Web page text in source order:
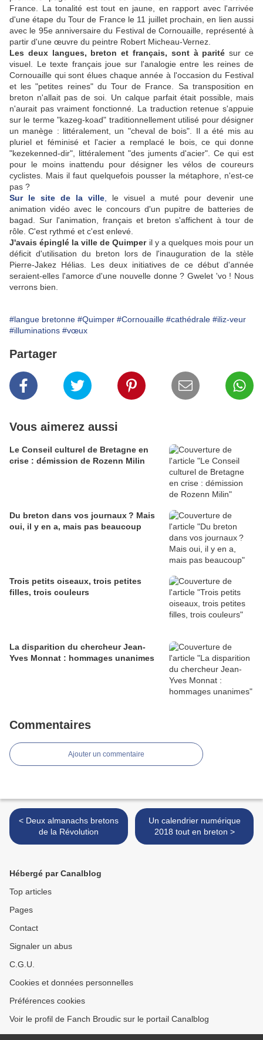
France. La tonalité est tout en jaune, en rapport avec l'arrivée
d'une étape du Tour de France le 11 juillet prochain, en lien aussi
avec le 95e anniversaire du Festival de Cornouaille, représenté à
partir d'une œuvre du peintre Robert Micheau-Vernez.
Les deux langues, breton et français, sont à parité sur ce
visuel. Le texte français joue sur l'analogie entre les reines de
Cornouaille qui sont élues chaque année à l'occasion du Festival
et les "petites reines" du Tour de France. Sa transposition en
breton n'allait pas de soi. Un calque parfait était possible, mais
n'aurait pas vraiment fonctionné. La traduction retenue s'appuie
sur le terme "kazeg-koad" traditionnellement utilisé pour désigner
un manège : littéralement, un "cheval de bois". Il a été mis au
pluriel et féminisé et l'acier a remplacé le bois, ce qui donne
"kezekenned-dir", littéralement "des juments d'acier". Ce qui est
pour le moins inattendu pour désigner les vélos de coureurs
cyclistes. Mais il faut quelquefois pousser la métaphore, n'est-ce
pas ?
Sur le site de la ville
le visuel a muté pour devenir une
animation vidéo avec le concours d'un pupitre de batteries de
bagad. Sur l'animation, français et breton s'affichent à tour de
rôle. C'est rythmé et c'est enlevé.
J'avais épinglé la ville de Quimperil y a quelques mois pour un
déficit d'utilisation du breton lors de l'inauguration de la stèle
Pierre-Jakez Hélias. Les deux initiatives de ce début d'année
seraient-elles l'amorce d'une nouvelle donne ? Gwelet 'vo ! Nous
verrons bien.
#langue bretonne #Quimper #Cornouaille #cathédrale #iliz-veur
#illuminations #vœux
Partager
Vous aimerez aussi
Le Conseil culturel de Bretagne en
crise : démission de Rozenn Milin
Du breton dans vos journaux ? Mais
oui, il y en a, mais pas beaucoup
Trois petits oiseaux, trois petites
filles, trois couleurs
La disparition du chercheur Jean-
Yves Monnat : hommages unanimes
Commentaires
Ajouter un commentaire
< Deux almanachs bretons
de la Révolution
Un calendrier numérique
2018 tout en breton >
Hébergé par Canalblog
Top articles
Pages
Contact
Signaler un abus
C.G.U.
Cookies et données personnelles
Préférences cookies
Voir le profil de Fanch Broudic sur le portail Canalblog